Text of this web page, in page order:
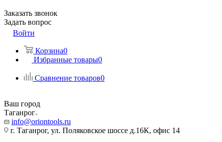
Заказать звонок
Задать вопрос
Войти
Корзина0
Избранные товары0
Сравнение товаров0
Ваш город
Таганрог
info@oriontools.ru
г. Таганрог, ул. Поляковское шоссе д.16К, офис 14